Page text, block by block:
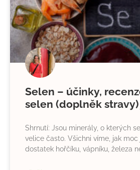
Selen – účinky,
selen (doplněk
Shrnutí: Jsou minerály, o kterých
velice často. Všichni víme, jak
dostatek hořčíku, vápníku, železa